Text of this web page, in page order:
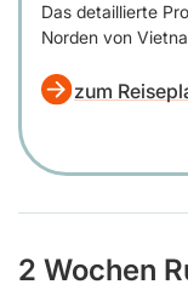
Das detaillierte
Norden von
zum
2 Wochen